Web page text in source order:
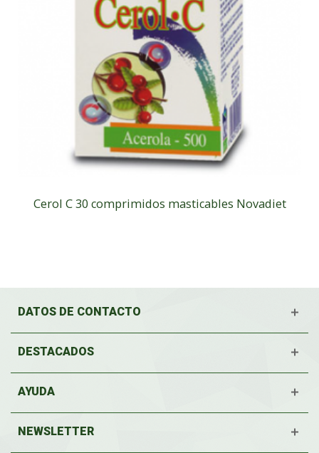
Cerol C 30 comprimidos masticables Novadiet
DATOS DE CONTACTO
DESTACADOS
AYUDA
NEWSLETTER